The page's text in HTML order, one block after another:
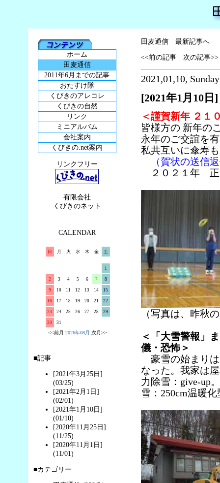
ホーム
田麦通信
2011年6月までの記事
おたすけ隊
くびきのアレコレ
くびきの自然
リンク
ミニアルバム
会社案内
くびきの.net案内
リンクフリー
有限会社
くびきのネット
CALENDAR
日 月 火 水 木 金 土
1
2 3 4 5 6 7 8
9 10 11 12 13 14 15
16 17 18 19 20 21 22
23 24 25 26 27 28 29
30 31
<<前月 2026年08月 次月>>
■記事
[2021年3月25日]
(03/25)
[2021年2月1日]
(02/01)
[2021年1月10日]
(01/10)
[2020年11月25日]
(11/25)
[2020年11月1日]
(11/01)
■カテゴリー
田麦通信 最新記事へ
<<前の記事 次の記事>>
2021,01,10, Sunday
[2021年1月10日]
＜謹賀新年 ２１
皆様方の 新年の
永年のご交誼を
私共互いに傘寿
（賀状の送信
２０２１年
（写真は、昨秋
＜「大雪警報」
儀・恐怖＞
豪雪の始まりは
なった。我家は
力除雪：give-up
雪：250cm温暖